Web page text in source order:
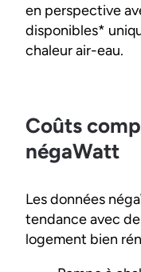
en perspective
disponibles*
chaleur air-eau.
Coûts
négaWatt
Les données
tendance avec
logement bien